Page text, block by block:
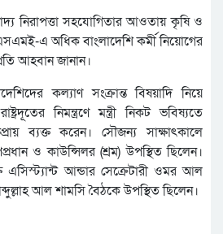
নিরাপত্তা সহযােগিতার আওতায় কৃষি ও
এ অধিক বাংলাদেশি কর্মী নিয়ােগের
আহবান জানান।
কল্যাণ সংক্রান্ত বিষয়াদি নিয়ে
নিমন্ত্রণে মন্ত্রী নিকট ভবিষ্যতে
ব্যক্ত করেন। সৌজন্য সাক্ষাৎকালে
ও কাউন্সিলর (শ্রম) উপস্থিত ছিলেন।
আন্ডার সেক্রেটারী ওমর আল
আল শামসি বৈঠকে উপস্থিত ছিলেন।